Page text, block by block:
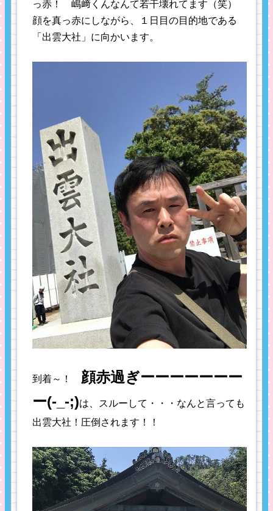
っ赤！ 嶋﨑くんなんて若干壊れてます（笑）
顔を真っ赤にしながら、１日目の目的地である
「出雲大社」に向かいます。
到着～！ 顔赤過ぎーーーーーーー
ー(-_-;)は、スルーして・・・なんと言っても
出雲大社！圧倒されます！！